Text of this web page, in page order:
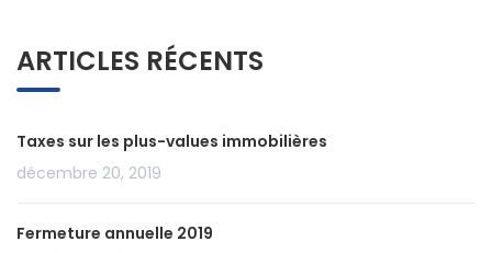
ARTICLES RÉCENTS
Taxes sur les plus-values immobilières
décembre 20, 2019
Fermeture annuelle 2019